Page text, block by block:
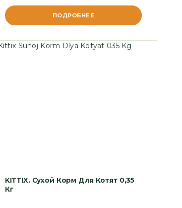
ПОДРОБНЕЕ
KITTIX. Сухой Корм Для Котят 0,35
Кг